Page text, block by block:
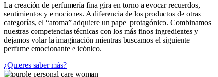
La creación de perfumería fina gira en torno a evocar recuerdos,
sentimientos y emociones. A diferencia de los productos de otras
categorías, el “aroma” adquiere un papel protagónico. Combinamos
nuestras competencias técnicas con los más finos ingredientes y
dejamos volar la imaginación mientras buscamos el siguiente
perfume emocionante e icónico.
¿Quieres saber más?